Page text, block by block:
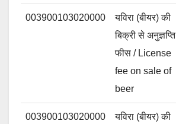
003900103020000
यविरा (बीयर) की
बिक्री से अनुज्ञप्ति
फीस / License
fee on sale of
beer
003900103020000
यविरा (बीयर) की